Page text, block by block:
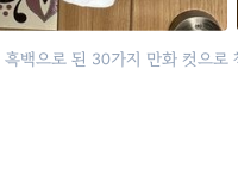
백으로 된 30가지 만화 컷으